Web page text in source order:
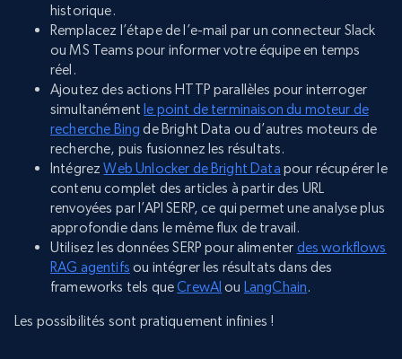
historique.
Remplacez l’étape de l’e-mail par un connecteur Slack
ou MS Teams pour informer votre équipe en temps
réel.
Ajoutez des actions HTTP parallèles pour interroger
simultanémentle point de terminaison du moteur de
recherche Bing de Bright Data ou d’autres moteurs de
recherche, puis fusionnez les résultats.
IntégrezWeb Unlocker de Bright Data pour récupérer le
contenu complet des articles à partir des URL
renvoyées par l’API SERP, ce qui permet une analyse plus
approfondie dans le même flux de travail.
Utilisez les données SERP pour alimenter des workflows
RAG agentifs ou intégrer les résultats dans des
frameworks tels queCrewAI ou LangChain.
Les possibilités sont pratiquement infinies !